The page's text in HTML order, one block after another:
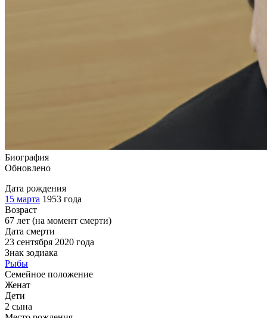
Биография
Обновлено
Дата рождения
15 марта 1953 года
Возраст
67 лет (на момент смерти)
Дата смерти
23 сентября 2020 года
Знак зодиака
Рыбы
Семейное положение
Женат
Дети
2 сына